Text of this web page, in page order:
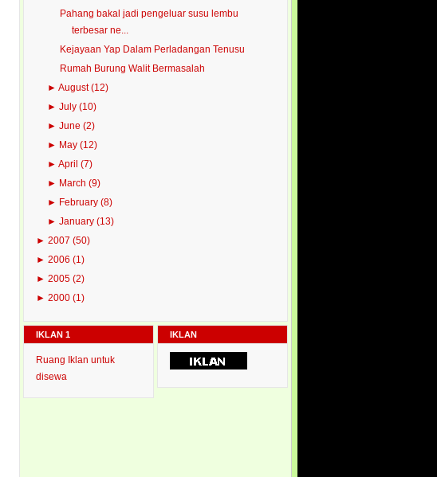
Pahang bakal jadi pengeluar susu lembu
terbesar ne...
Kejayaan Yap Dalam Perladangan Tenusu
Rumah Burung Walit Bermasalah
►August(12)
►July(10)
►June(2)
► May(12)
►April(7)
► March(9)
► February(8)
►January(13)
► 2007 (50)
► 2006 (1)
► 2005 (2)
► 2000 (1)
IKLAN 1
Ruang Iklan untuk
disewa
IKLAN